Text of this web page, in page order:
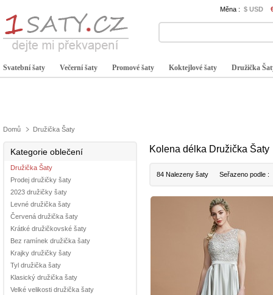
Měna : $ USD
Svatební šaty Večerní šaty Promové šaty Koktejlové šaty Družička
Domů Družička Šaty
Kategorie oblečení
Družička Šaty
Prodej družičky šaty
2023 družičky šaty
Levné družička šaty
Červená družička šaty
Krátké družičkovské šaty
Bez ramínek družička šaty
Krajky družičky šaty
Tyl družička šaty
Klasický družička šaty
Velké velikosti družička šaty
Kolena délka Družička Šaty
84 Nalezeny šaty Seřazeno podle :